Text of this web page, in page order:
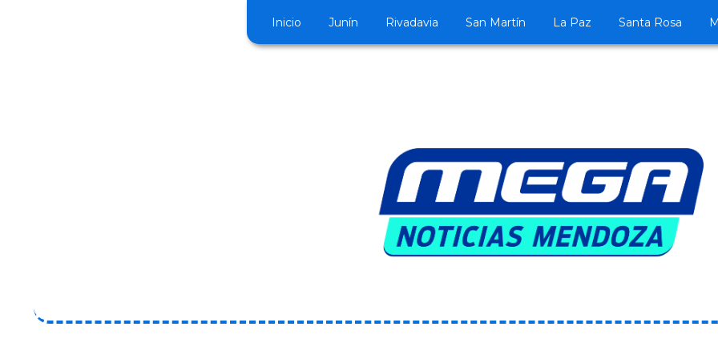
Inicio Junín Rivadavia San Martín La Paz Santa Rosa